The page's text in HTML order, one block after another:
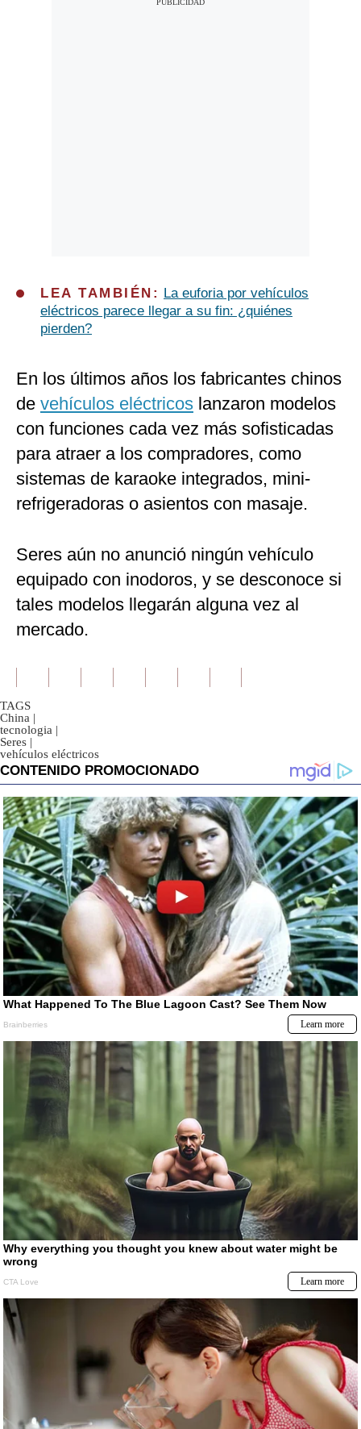
LEA TAMBIÉN:
La euforia por vehículos
eléctricos parece llegar a su fin: ¿quiénes
pierden?
En los últimos años los fabricantes chinos
de vehículos eléctricos lanzaron modelos
con funciones cada vez más sofisticadas
para atraer a los compradores, como
sistemas de karaoke integrados, mini-
refrigeradoras o asientos con masaje.
Seres aún no anunció ningún vehículo
equipado con inodoros, y se desconoce si
tales modelos llegarán alguna vez al
mercado.
TAGS
China |
tecnologia |
Seres |
vehículos eléctricos